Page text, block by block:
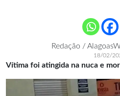
Redação /
18/02/
Vítima foi atingida na nuca e